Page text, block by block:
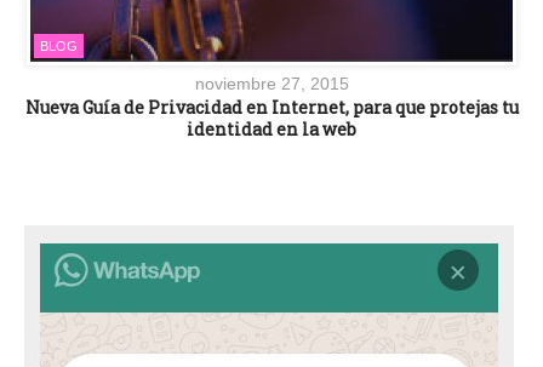
BLOG
noviembre 27, 2015
Nueva Guía de Privacidad en Internet, para que protejas tu
identidad en la web